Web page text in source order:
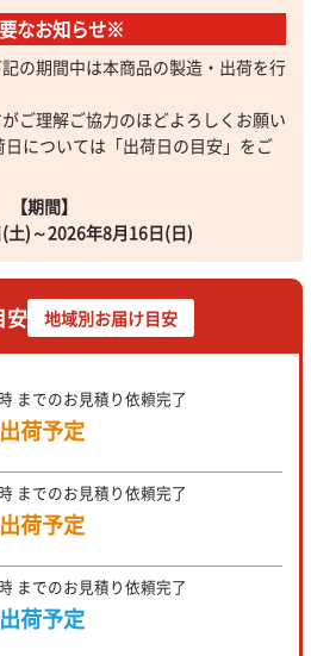
なお知らせ※
の期間中は本商品の製造・出荷を行
ご理解ご協力のほどよろしくお願い
については「出荷日の目安」をご
【期間】
土)～2026年8月16日(日)
安 地域別お届け目安
までのお見積り依頼完了
出荷予定
までのお見積り依頼完了
出荷予定
までのお見積り依頼完了
出荷予定